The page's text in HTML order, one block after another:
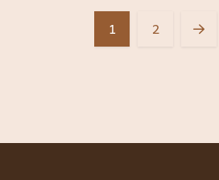
1 2